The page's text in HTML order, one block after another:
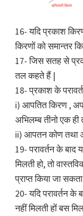
16- यदि प्रकाश
किरणों को समान्तर
17- जिस सतह से
तल कहते हैं |
18- प्रकाश के
i) आपतित किरण ,
अभिलम्ब तीनो एक
ii) आपतन कोण तथा
19- परावर्तन के बाद
मिलती हो, तो
प्राप्त किया जा
20- यदि परावर्तन के
नहीं मिलती हों बस